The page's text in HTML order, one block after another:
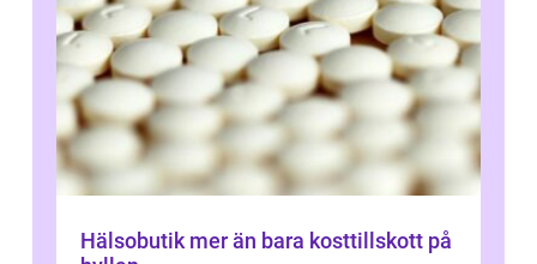
Hälsobutik mer än bara kosttillskott på